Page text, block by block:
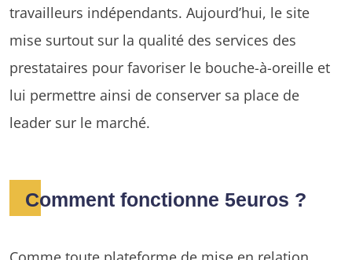
travailleurs indépendants. Aujourd’hui, le site
mise surtout sur la qualité des services des
prestataires pour favoriser le bouche-à-oreille et
lui permettre ainsi de conserver sa place de
leader sur le marché.
Comment fonctionne 5euros ?